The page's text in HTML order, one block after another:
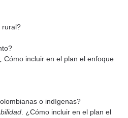
rural?
Cómo incluir en el plan el enfoque
o indígenas?
. ¿Cómo incluir en el plan el